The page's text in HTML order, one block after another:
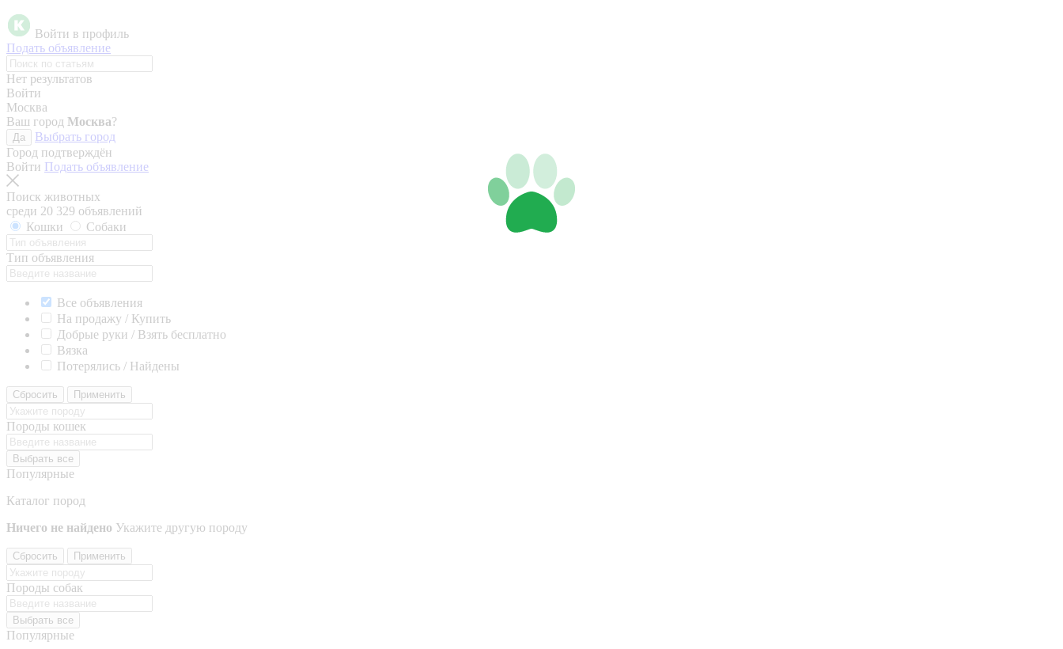
Войти в профиль
Подать объявление
Нет результатов
Войти
Москва
Ваш город Москва?
Да
Выбрать город
Город подтверждён
Войти Подать объявление
Поиск животных
среди 20 329 объявлений
Кошки
Собаки
Тип объявления
Все объявления
На продажу / Купить
Добрые руки / Взять бесплатно
Вязка
Потерялись / Найдены
Сбросить Применить
Породы кошек
Выбрать все
Популярные
Каталог пород
Ничего не найдено Укажите другую породу
Сбросить Применить
Породы собак
Выбрать все
Популярные